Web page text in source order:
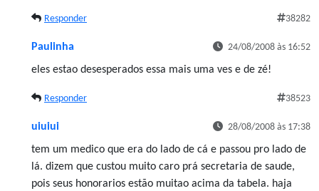
Responder 38282
Paulinha 24/08/2008 às 16:52
eles estao desesperados essa mais uma ves e de zé!
Responder 38523
uiuiui 28/08/2008 às 17:38
tem um medico que era do lado de cá e passou pro lado de
lá. dizem que custou muito caro prá secretaria de saude,
pois seus honorarios estão muitao acima da tabela. haja